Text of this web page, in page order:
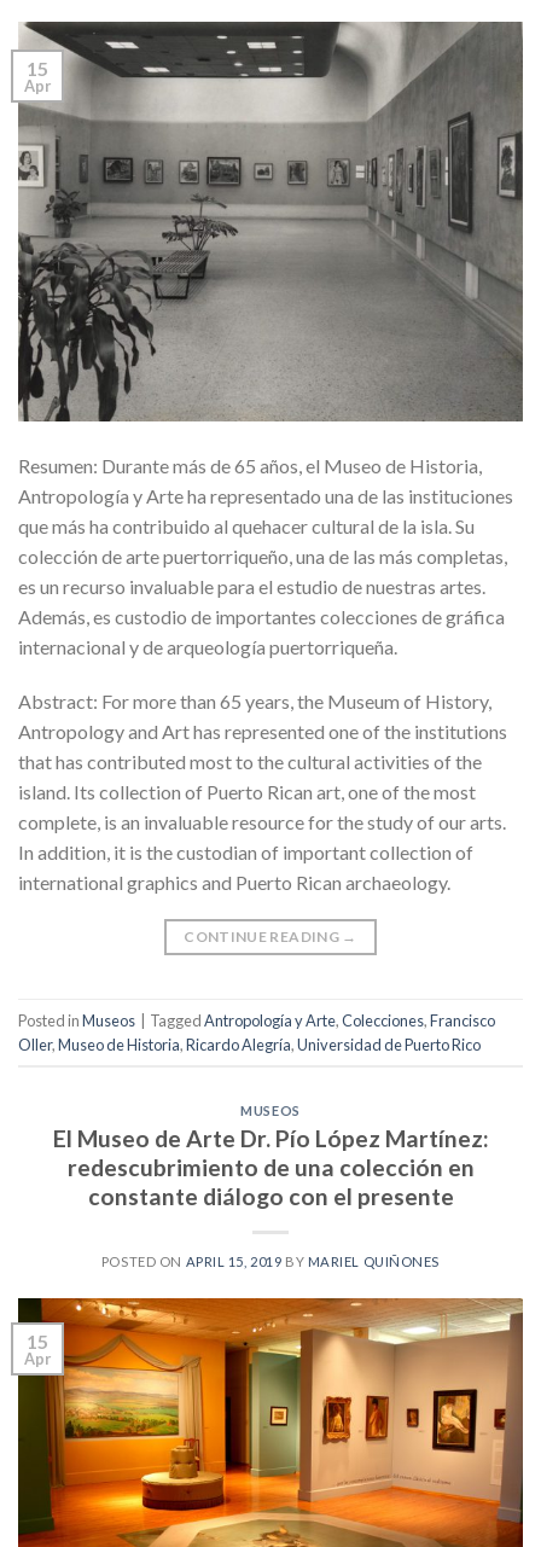
15
Apr
Resumen: Durante más de 65 años, el Museo de Historia,
Antropología y Arte ha representado una de las instituciones
que más ha contribuido al quehacer cultural de la isla. Su
colección de arte puertorriqueño, una de las más completas,
es un recurso invaluable para el estudio de nuestras artes.
Además, es custodio de importantes colecciones de gráfica
internacional y de arqueología puertorriqueña.
Abstract: For more than 65 years, the Museum of History,
Antropology and Art has represented one of the institutions
that has contributed most to the cultural activities of the
island. Its collection of Puerto Rican art, one of the most
complete, is an invaluable resource for the study of our arts.
In addition, it is the custodian of important collection of
international graphics and Puerto Rican archaeology.
CONTINUE READING →
Posted inMuseos TaggedAntropología y Arte,Colecciones,Francisco
Oller,Museo de Historia,Ricardo Alegría,Universidad de Puerto Rico
MUSEOS
El Museo de Arte Dr. Pío López Martínez:
redescubrimiento de una colección en
constante diálogo con el presente
POSTED ON APRIL 15, 2019 BY MARIEL QUIÑONES
15
Apr